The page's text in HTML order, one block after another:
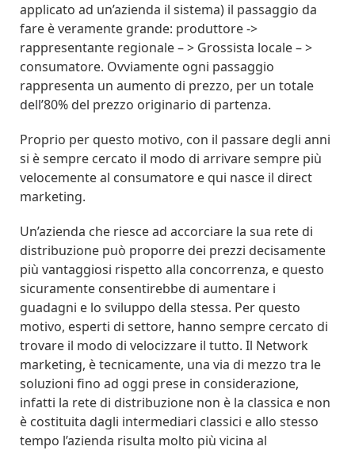
applicato ad un’azienda il sistema) il passaggio da
fare è veramente grande: produttore ->
rappresentante regionale – > Grossista locale – >
consumatore. Ovviamente ogni passaggio
rappresenta un aumento di prezzo, per un totale
dell’80% del prezzo originario di partenza.
Proprio per questo motivo, con il passare degli anni
si è sempre cercato il modo di arrivare sempre più
velocemente al consumatore e qui nasce il direct
marketing.
Un’azienda che riesce ad accorciare la sua rete di
distribuzione può proporre dei prezzi decisamente
più vantaggiosi rispetto alla concorrenza, e questo
sicuramente consentirebbe di aumentare i
guadagni e lo sviluppo della stessa. Per questo
motivo, esperti di settore, hanno sempre cercato di
trovare il modo di velocizzare il tutto. Il Network
marketing, è tecnicamente, una via di mezzo tra le
soluzioni fino ad oggi prese in considerazione,
infatti la rete di distribuzione non è la classica e non
è costituita dagli intermediari classici e allo stesso
tempo l’azienda risulta molto più vicina al